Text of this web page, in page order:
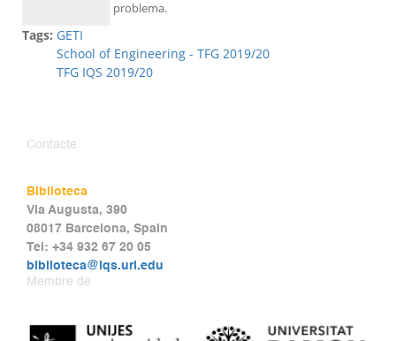
problema.
Tags: GETI
School of Engineering - TFG 2019/20
TFG IQS 2019/20
Contacte
Biblioteca
Via Augusta, 390
08017 Barcelona, Spain
Tel: +34 932 67 20 05
biblioteca@iqs.url.edu
Membre de